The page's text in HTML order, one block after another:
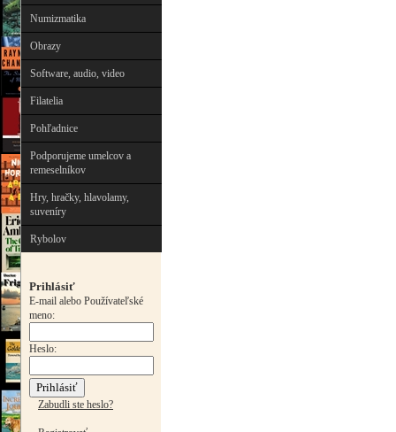
Numizmatika
Obrazy
Software, audio, video
Filatelia
Pohľadnice
Podporujeme umelcov a
remeselníkov
Hry, hračky, hlavolamy,
suveníry
Rybolov
Prihlásiť
E-mail alebo Používateľské
meno:
Heslo:
Zabudli ste heslo?